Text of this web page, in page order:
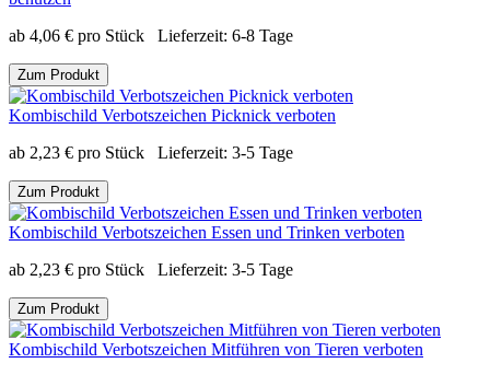
ab 4,06 € pro Stück Lieferzeit: 6-8 Tage
Zum Produkt
Kombischild Verbotszeichen Picknick verboten
ab 2,23 € pro Stück Lieferzeit: 3-5 Tage
Zum Produkt
Kombischild Verbotszeichen Essen und Trinken verboten
ab 2,23 € pro Stück Lieferzeit: 3-5 Tage
Zum Produkt
Kombischild Verbotszeichen Mitführen von Tieren verboten